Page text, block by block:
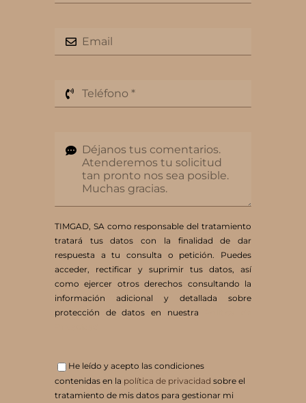
TIMGAD, SA como responsable del tratamiento
tratará tus datos con la finalidad de dar
respuesta a tu consulta o petición. Puedes
acceder, rectificar y suprimir tus datos, así
como ejercer otros derechos consultando la
información adicional y detallada sobre
protección de datos en nuestra
He leído y acepto las condiciones
contenidas en la política de privacidad sobre el
tratamiento de mis datos para gestionar mi